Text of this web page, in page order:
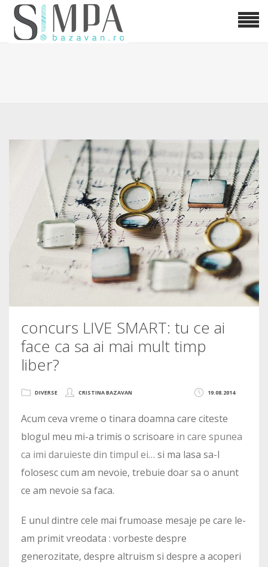
concurs LIVE SMART: tu ce ai
face ca sa ai mai mult timp
liber?
19.08.2014
DIVERSE CRISTINA BAZAVAN
Acum ceva vreme o tinara doamna care citeste
blogul meu mi-a trimis o scrisoare in care spunea
ca imi daruieste din timpul ei… si ma lasa sa-l
folosesc cum am nevoie, trebuie doar sa o anunt
ce am nevoie sa faca.
E unul dintre cele mai frumoase mesaje pe care le-
am primit vreodata : vorbeste despre
generozitate, despre altruism si despre a acoperi